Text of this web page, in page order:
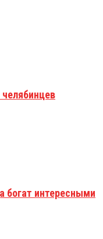
богат интересными